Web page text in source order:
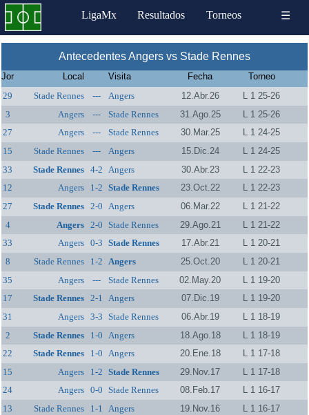
LigaMx Resultados Torneos ☰
Antecedentes Angers vs Stade Rennes
Jor Local Visita Fecha
Torneo
29
Stade Rennes --- Angers 12.Abr.26
L 1 25-26
3
Angers --- Stade Rennes 31.Ago.25
L 1 25-26
27
Angers --- Stade Rennes 30.Mar.25
L 1 24-25
15
Stade Rennes --- Angers 15.Dic.24
L 1 24-25
33
Stade Rennes 4-2 Angers 30.Abr.23
L 1 22-23
12
Angers 1-2 Stade Rennes 23.Oct.22
L 1 22-23
27
Stade Rennes 2-0 Angers 06.Mar.22
L 1 21-22
4
Angers 2-0 Stade Rennes 29.Ago.21
L 1 21-22
33
Angers 0-3 Stade Rennes 17.Abr.21
L 1 20-21
8
Stade Rennes 1-2 Angers 25.Oct.20
L 1 20-21
35
Angers --- Stade Rennes 02.May.20
L 1 19-20
17
Stade Rennes 2-1 Angers 07.Dic.19
L 1 19-20
31
Angers 3-3 Stade Rennes 06.Abr.19
L 1 18-19
2
Stade Rennes 1-0 Angers 18.Ago.18
L 1 18-19
22
Stade Rennes 1-0 Angers 20.Ene.18
L 1 17-18
15
Angers 1-2 Stade Rennes 29.Nov.17
L 1 17-18
24
Angers 0-0 Stade Rennes 08.Feb.17
L 1 16-17
13
Stade Rennes 1-1 Angers 19.Nov.16
L 1 16-17